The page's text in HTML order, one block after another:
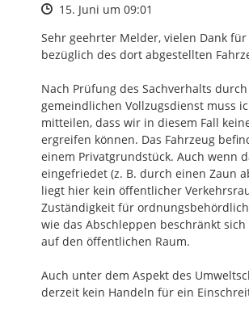
Zeitpunkt des Erstellens
15. Juni um 09:01
Sehr geehrter Melder, vielen Dank
bezüglich des dort abgestellten
Nach Prüfung des Sachverhalts
gemeindlichen Vollzugsdienst muss
mitteilen, dass wir in diesem Fall
ergreifen können. Das Fahrzeug
einem Privatgrundstück. Auch wenn
eingefriedet (z. B. durch einen Zaun
liegt hier kein öffentlicher
Zuständigkeit für
wie das Abschleppen beschränkt
auf den öffentlichen Raum.
Auch unter dem Aspekt des
derzeit kein Handeln für ein